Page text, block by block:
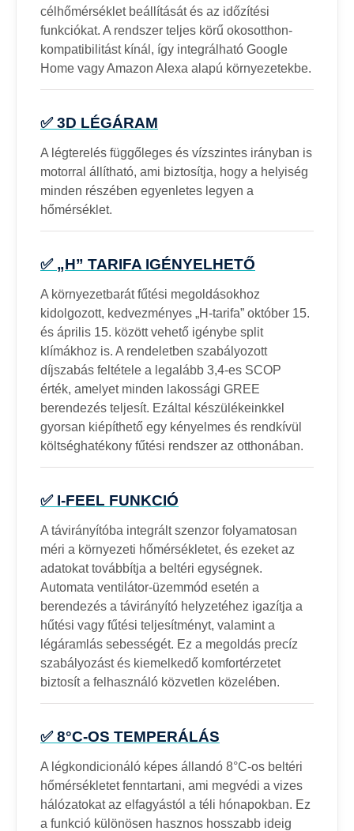
célhőmérséklet beállítását és az időzítési
funkciókat. A rendszer teljes körű okosotthon-
kompatibilitást kínál, így integrálható Google
Home vagy Amazon Alexa alapú környezetekbe.
✅ 3D LÉGÁRAM
A légterelés függőleges és vízszintes irányban is
motorral állítható, ami biztosítja, hogy a helyiség
minden részében egyenletes legyen a
hőmérséklet.
✅ „H” TARIFA IGÉNYELHETŐ
A környezetbarát fűtési megoldásokhoz
kidolgozott, kedvezményes „H-tarifa” október 15.
és április 15. között vehető igénybe split
klímákhoz is. A rendeletben szabályozott
díjszabás feltétele a legalább 3,4-es SCOP
érték, amelyet minden lakossági GREE
berendezés teljesít. Ezáltal készülékeinkkel
gyorsan kiépíthető egy kényelmes és rendkívül
költséghatékony fűtési rendszer az otthonában.
✅ I-FEEL FUNKCIÓ
A távirányítóba integrált szenzor folyamatosan
méri a környezeti hőmérsékletet, és ezeket az
adatokat továbbítja a beltéri egységnek.
Automata ventilátor-üzemmód esetén a
berendezés a távirányító helyzetéhez igazítja a
hűtési vagy fűtési teljesítményt, valamint a
légáramlás sebességét. Ez a megoldás precíz
szabályozást és kiemelkedő komfortérzetet
biztosít a felhasználó közvetlen közelében.
✅ 8°C-OS TEMPERÁLÁS
A légkondicionáló képes állandó 8°C-os beltéri
hőmérsékletet fenntartani, ami megvédi a vizes
hálózatokat az elfagyástól a téli hónapokban. Ez
a funkció különösen hasznos hosszabb ideig